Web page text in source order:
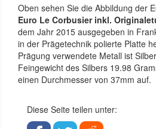
Oben sehen Sie die Abbildung der
Euro Le Corbusier inkl.
dem Jahr 2015 ausgegeben in
in der Prägetechnik polierte Platte
Prägung verwendete Metall ist
Feingewicht des Silbers 19.98
einen Durchmesser von 37mm auf.
Diese Seite teilen unter: